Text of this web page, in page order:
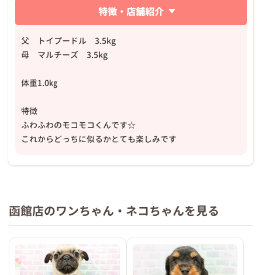
特徴・店舗紹介
父 トイプードル 3.5kg
母 マルチーズ 3.5kg
体重1.0㎏
特徴
ふわふわのモコモコくんです☆
これからどっちに似るかとても楽しみです
函館店のワンちゃん・ネコちゃんを見る